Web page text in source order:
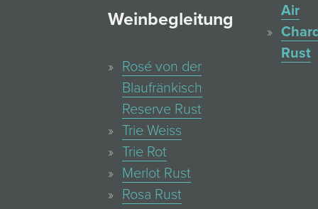
Weinbegleitung
Rosé von der
Blaufränkisch
Reserve Rust
Trie Weiss
Trie Rot
Merlot Rust
Rosa Rust
Air
Rust